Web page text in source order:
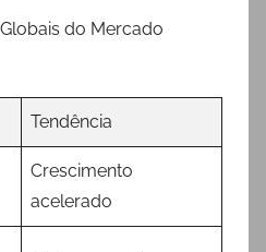
do Mercado
Tendência
Crescimento
acelerado